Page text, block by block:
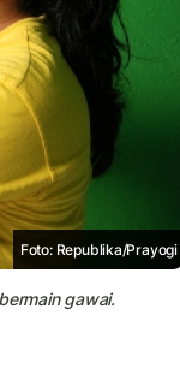
Foto: Republika/Prayogi
gawai.